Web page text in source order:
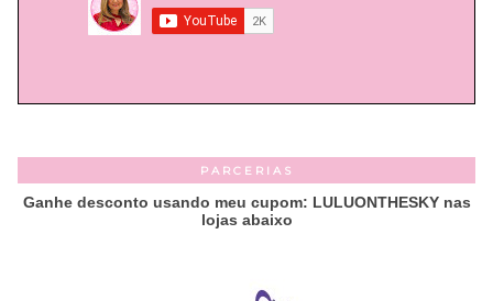
PARCERIAS
Ganhe desconto usando meu cupom: LULUONTHESKY nas
lojas abaixo